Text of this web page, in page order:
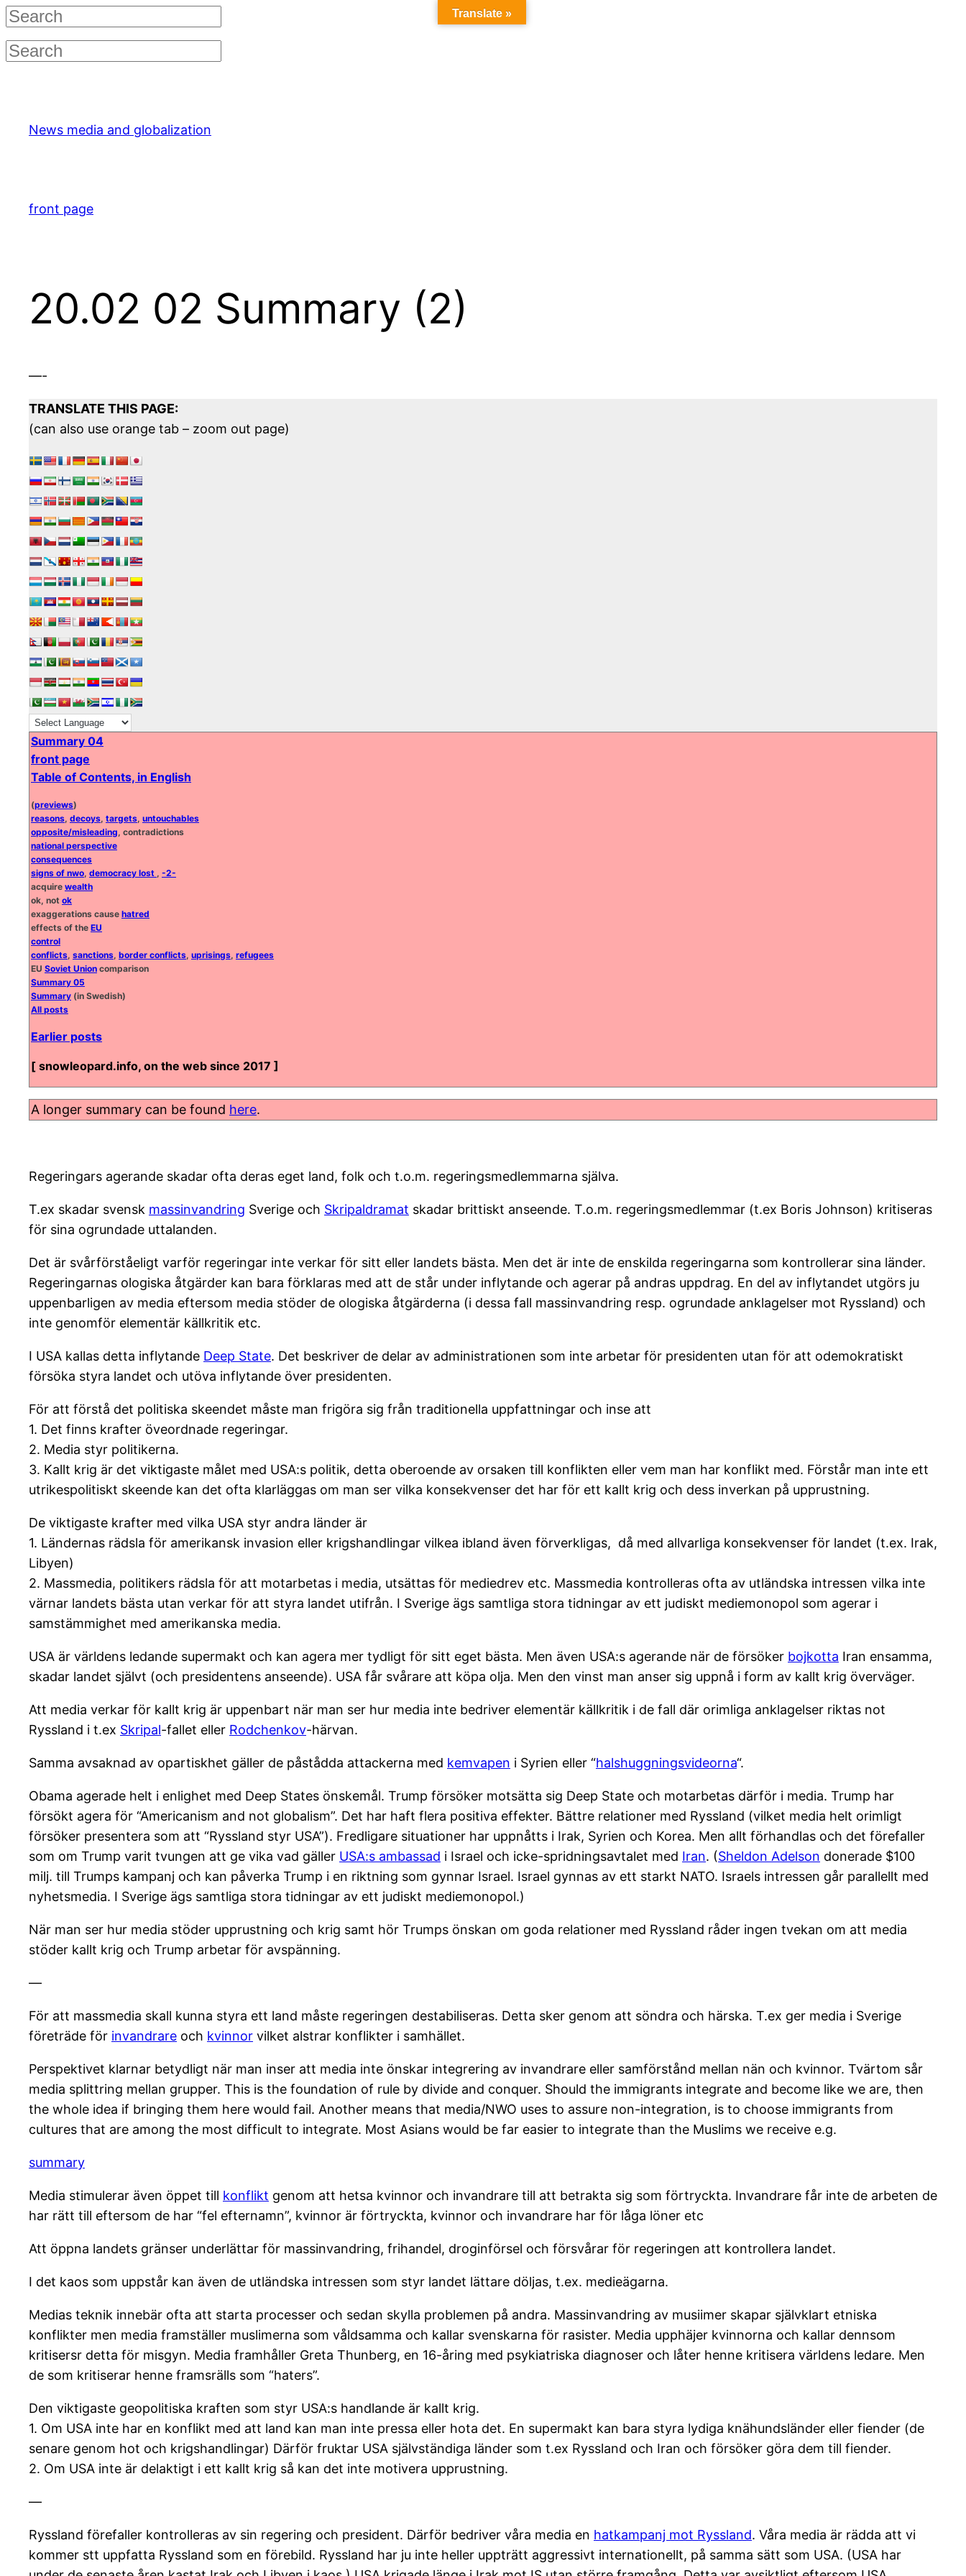
content
News media and globalization
front page
20.02 02 Summary (2)
—-
TRANSLATE THIS PAGE:
(can also use orange tab – zoom out page)
Summary 04
front page
Table of Contents, in English
(previews)
reasons, decoys, targets, untouchables
opposite/misleading, contradictions
national perspective
consequences
signs of nwo, democracy lost , -2-
acquire wealth
ok, not ok
exaggerations cause hatred
effects of the EU
control
conflicts, sanctions, border conflicts, uprisings, refugees
EU Soviet Union comparison
Summary 05
Summary (in Swedish)
All posts
Earlier posts
[ snowleopard.info, on the web since 2017 ]
A longer summary can be found here.
Regeringars agerande skadar ofta deras eget land, folk och t.o.m. regeringsmedlemmarna själva.
T.ex skadar svensk massinvandring Sverige och Skripaldramat skadar brittiskt anseende. T.o.m. regeringsmedlemmar (t.ex Boris Johnson) kritiseras
för sina ogrundade uttalanden.
Det är svårförståeligt varför regeringar inte verkar för sitt eller landets bästa. Men det är inte de enskilda regeringarna som kontrollerar sina länder.
Regeringarnas ologiska åtgärder kan bara förklaras med att de står under inflytande och agerar på andras uppdrag. En del av inflytandet utgörs ju
uppenbarligen av media eftersom media stöder de ologiska åtgärderna (i dessa fall massinvandring resp. ogrundade anklagelser mot Ryssland) och
inte genomför elementär källkritik etc.
I USA kallas detta inflytande Deep State. Det beskriver de delar av administrationen som inte arbetar för presidenten utan för att odemokratiskt
försöka styra landet och utöva inflytande över presidenten.
För att förstå det politiska skeendet måste man frigöra sig från traditionella uppfattningar och inse att
1. Det finns krafter öveordnade regeringar.
2. Media styr politikerna.
3. Kallt krig är det viktigaste målet med USA:s politik, detta oberoende av orsaken till konflikten eller vem man har konflikt med. Förstår man inte ett
utrikespolitiskt skeende kan det ofta klarläggas om man ser vilka konsekvenser det har för ett kallt krig och dess inverkan på upprustning.
De viktigaste krafter med vilka USA styr andra länder är
1. Ländernas rädsla för amerikansk invasion eller krigshandlingar vilkea ibland även förverkligas, då med allvarliga konsekvenser för landet (t.ex. Irak,
Libyen)
2. Massmedia, politikers rädsla för att motarbetas i media, utsättas för mediedrev etc. Massmedia kontrolleras ofta av utländska intressen vilka inte
värnar landets bästa utan verkar för att styra landet utifrån. I Sverige ägs samtliga stora tidningar av ett judiskt mediemonopol som agerar i
samstämmighet med amerikanska media.
USA är världens ledande supermakt och kan agera mer tydligt för sitt eget bästa. Men även USA:s agerande när de försöker bojkotta Iran ensamma,
skadar landet självt (och presidentens anseende). USA får svårare att köpa olja. Men den vinst man anser sig uppnå i form av kallt krig överväger.
Att media verkar för kallt krig är uppenbart när man ser hur media inte bedriver elementär källkritik i de fall där orimliga anklagelser riktas not
Ryssland i t.ex Skripal-fallet eller Rodchenkov-härvan.
Samma avsaknad av opartiskhet gäller de påstådda attackerna med kemvapen i Syrien eller “halshuggningsvideorna“.
Obama agerade helt i enlighet med Deep States önskemål. Trump försöker motsätta sig Deep State och motarbetas därför i media. Trump har
försökt agera för “Americanism and not globalism”. Det har haft flera positiva effekter. Bättre relationer med Ryssland (vilket media helt orimligt
försöker presentera som att “Ryssland styr USA”). Fredligare situationer har uppnåtts i Irak, Syrien och Korea. Men allt förhandlas och det förefaller
som om Trump varit tvungen att ge vika vad gäller USA:s ambassad i Israel och icke-spridningsavtalet med Iran. (Sheldon Adelson donerade $100
milj. till Trumps kampanj och kan påverka Trump i en riktning som gynnar Israel. Israel gynnas av ett starkt NATO. Israels intressen går parallellt med
nyhetsmedia. I Sverige ägs samtliga stora tidningar av ett judiskt mediemonopol.)
När man ser hur media stöder upprustning och krig samt hör Trumps önskan om goda relationer med Ryssland råder ingen tvekan om att media
stöder kallt krig och Trump arbetar för avspänning.
—
För att massmedia skall kunna styra ett land måste regeringen destabiliseras. Detta sker genom att söndra och härska. T.ex ger media i Sverige
företräde för invandrare och kvinnor vilket alstrar konflikter i samhället.
Perspektivet klarnar betydligt när man inser att media inte önskar integrering av invandrare eller samförstånd mellan nän och kvinnor. Tvärtom sår
media splittring mellan grupper. This is the foundation of rule by divide and conquer. Should the immigrants integrate and become like we are, then
the whole idea if bringing them here would fail. Another means that media/NWO uses to assure non-integration, is to choose immigrants from
cultures that are among the most difficult to integrate. Most Asians would be far easier to integrate than the Muslims we receive e.g.
summary
Media stimulerar även öppet till konflikt genom att hetsa kvinnor och invandrare till att betrakta sig som förtryckta. Invandrare får inte de arbeten de
har rätt till eftersom de har “fel efternamn”, kvinnor är förtryckta, kvinnor och invandrare har för låga löner etc
Att öppna landets gränser underlättar för massinvandring, frihandel, droginförsel och försvårar för regeringen att kontrollera landet.
I det kaos som uppstår kan även de utländska intressen som styr landet lättare döljas, t.ex. medieägarna.
Medias teknik innebär ofta att starta processer och sedan skylla problemen på andra. Massinvandring av musiimer skapar självklart etniska
konflikter men media framställer muslimerna som våldsamma och kallar svenskarna för rasister. Media upphäjer kvinnorna och kallar dennsom
kritisersr detta för misgyn. Media framhåller Greta Thunberg, en 16-åring med psykiatriska diagnoser och låter henne kritisera världens ledare. Men
de som kritiserar henne framsrälls som “haters”.
Den viktigaste geopolitiska kraften som styr USA:s handlande är kallt krig.
1. Om USA inte har en konflikt med att land kan man inte pressa eller hota det. En supermakt kan bara styra lydiga knähundsländer eller fiender (de
senare genom hot och krigshandlingar) Därför fruktar USA självständiga länder som t.ex Ryssland och Iran och försöker göra dem till fiender.
2. Om USA inte är delaktigt i ett kallt krig så kan det inte motivera upprustning.
—
Ryssland förefaller kontrolleras av sin regering och president. Därför bedriver våra media en hatkampanj mot Ryssland. Våra media är rädda att vi
kommer stt uppfatta Ryssland som en förebild. Ryssland har ju inte heller uppträtt aggressivt internationellt, på samma sätt som USA. (USA har
Translate »